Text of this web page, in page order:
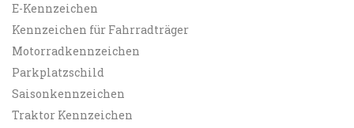
E-Kennzeichen
Kennzeichen für Fahrradträger
Motorradkennzeichen
Parkplatzschild
Saisonkennzeichen
Traktor Kennzeichen